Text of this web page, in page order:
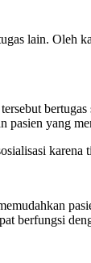
lain. Oleh
pasien yang
berfungsi